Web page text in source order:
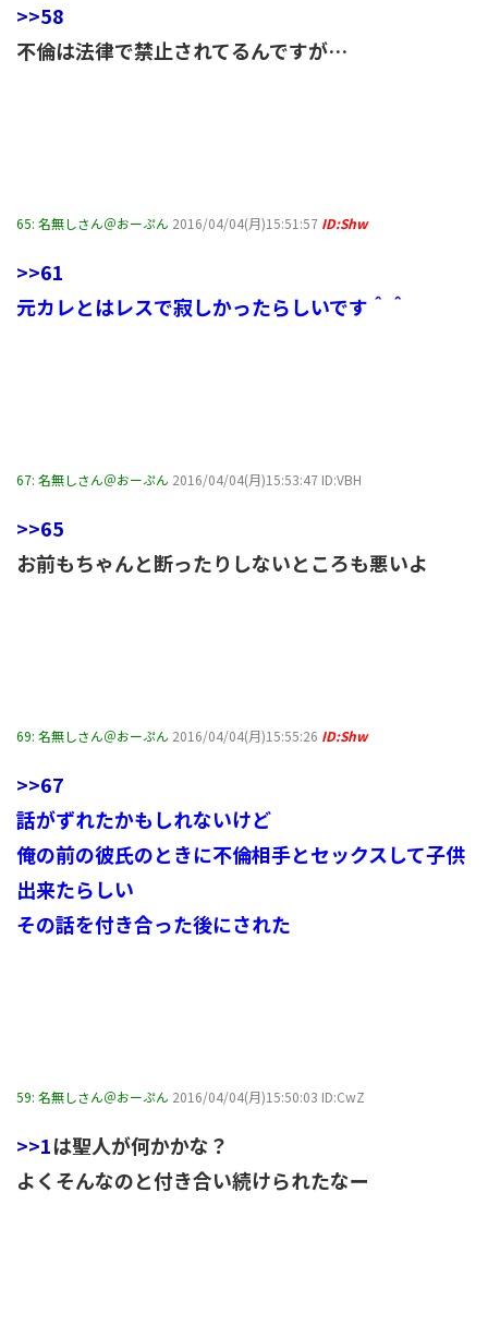
>>58
不倫は法律で禁止されてるんですが…
65: 名無しさん＠おーぷん 2016/04/04(月)15:51:57 ID:Shw
>>61
元カレとはレスで寂しかったらしいです＾＾
67: 名無しさん＠おーぷん 2016/04/04(月)15:53:47 ID:VBH
>>65
お前もちゃんと断ったりしないところも悪いよ
69: 名無しさん＠おーぷん 2016/04/04(月)15:55:26 ID:Shw
>>67
話がずれたかもしれないけど
俺の前の彼氏のときに不倫相手とセックスして子供
出来たらしい
その話を付き合った後にされた
59: 名無しさん＠おーぷん 2016/04/04(月)15:50:03 ID:CwZ
>>1は聖人が何かかな？
よくそんなのと付き合い続けられたなー